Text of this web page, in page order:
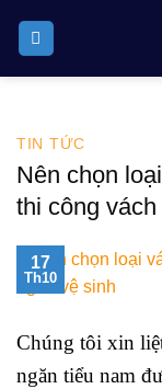
TIN TỨC
Nên chọn
thi công
17
Th10
Chúng tôi xin
ngăn tiểu nam